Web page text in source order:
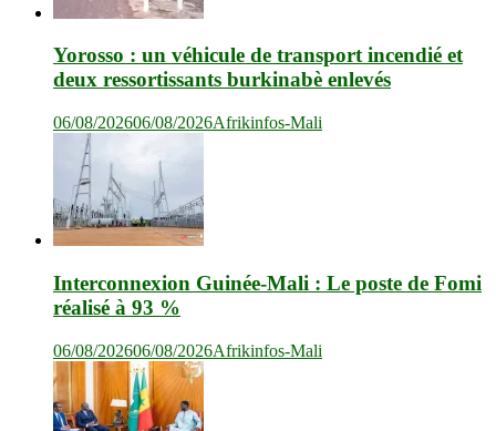
Yorosso : un véhicule de transport incendié et
deux ressortissants burkinabè enlevés
06/08/202606/08/2026Afrikinfos-Mali
Interconnexion Guinée-Mali : Le poste de Fomi
réalisé à 93 %
06/08/202606/08/2026Afrikinfos-Mali